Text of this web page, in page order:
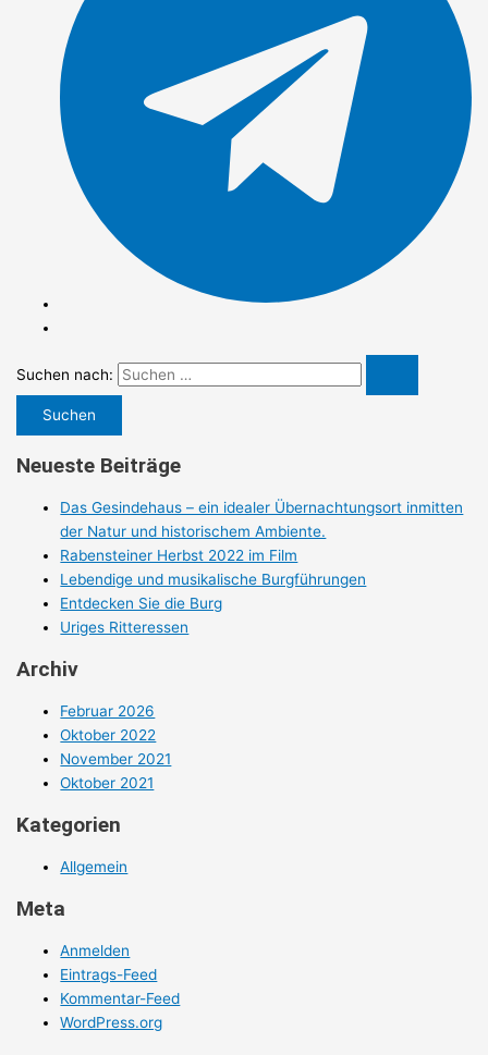
Suchen nach:
Neueste Beiträge
Das Gesindehaus – ein idealer Übernachtungsort inmitten
der Natur und historischem Ambiente.
Rabensteiner Herbst 2022 im Film
Lebendige und musikalische Burgführungen
Entdecken Sie die Burg
Uriges Ritteressen
Archiv
Februar 2026
Oktober 2022
November 2021
Oktober 2021
Kategorien
Allgemein
Meta
Anmelden
Eintrags-Feed
Kommentar-Feed
WordPress.org